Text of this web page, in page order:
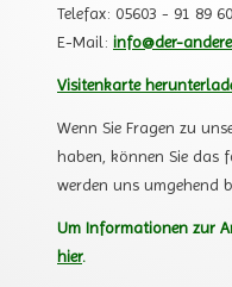
Telefax: 05603 - 91 89 60
E-Mail: info@der-
Visitenkarte
Wenn Sie Fragen zu
haben, können Sie das
werden uns umgehend
Um Informationen zur
hier.